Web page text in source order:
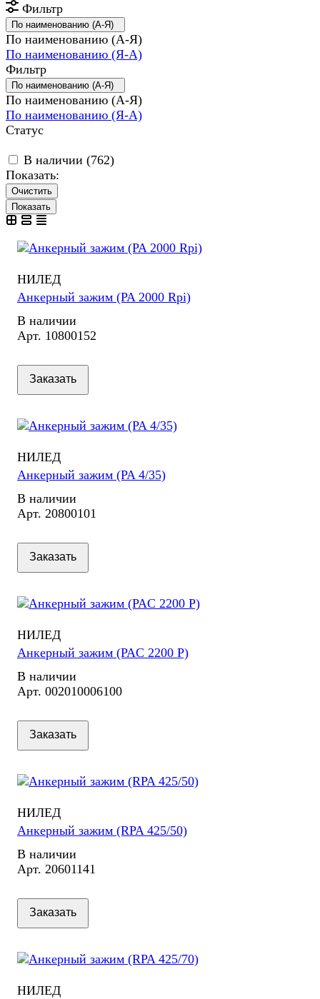
Фильтр
По наименованию (А-Я)
По наименованию (А-Я)
По наименованию (Я-А)
Фильтр
По наименованию (А-Я)
По наименованию (А-Я)
По наименованию (Я-А)
Статус
В наличии (762)
Показать:
Очистить
НИЛЕД
Анкерный зажим (PA 2000 Rpi)
В наличии
Арт. 10800152
Заказать
НИЛЕД
Анкерный зажим (PA 4/35)
В наличии
Арт. 20800101
Заказать
НИЛЕД
Анкерный зажим (PAC 2200 P)
В наличии
Арт. 002010006100
Заказать
НИЛЕД
Анкерный зажим (RPA 425/50)
В наличии
Арт. 20601141
Заказать
НИЛЕД